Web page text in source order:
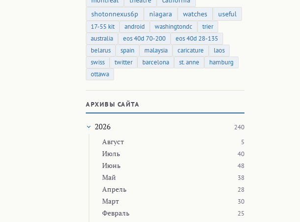
shotonnexus6p
niagara watches useful
17-55 kit android washingtondc
trier
australia
eos 40d 70-200
eos 40d 28-135
belarus
spain malaysia caricature
laos
swiss
twitter barcelona st. anne
hamburg
ottawa
АРХИВЫ САЙТА
2026 240
Август 5
Июль 40
Июнь 48
Май 38
Апрель 28
Март 30
Февраль 25